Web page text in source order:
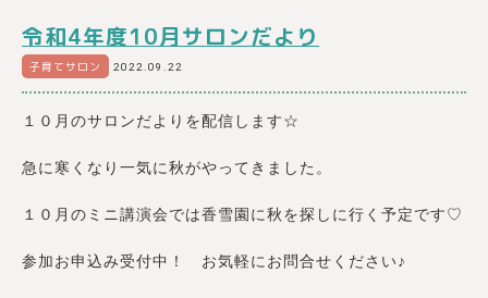
令和4年度10月サロンだより
子育てサロン 2022.09.22
１０月のサロンだよりを配信します☆
急に寒くなり一気に秋がやってきました。
１０月のミニ講演会では香雪園に秋を探しに行く予定です♡
参加お申込み受付中！ お気軽にお問合せください♪